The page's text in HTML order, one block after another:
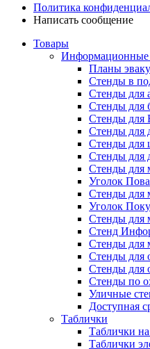
Политика
Написать сообщение
Товары
Информационные
Планы
Стенды в
Стенды для
Стенды для
Стенды для
Стенды для
Стенды для
Стенды для
Стенды для
Уголок
Стенды для
Уголок
Стенды для
Стенд
Стенды для
Стенды для
Стенды для
Стенды по
Уличные
Доступная
Таблички
Таблички
Таблички